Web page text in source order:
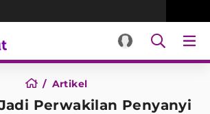
Artikel
Perwakilan Penyanyi